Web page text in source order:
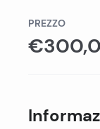
PREZZO